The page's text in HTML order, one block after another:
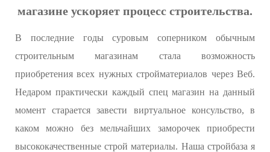
магазине ускоряет процесс строительства.
В последние годы суровым соперником обычным
строительным магазинам стала возможность
приобретения всех нужных стройматериалов через Веб.
Недаром практически каждый спец магазин на данный
момент старается завести виртуальное консульство, в
каком можно без мельчайших заморочек приобрести
высококачественные строй материалы. Наша стройбаза я